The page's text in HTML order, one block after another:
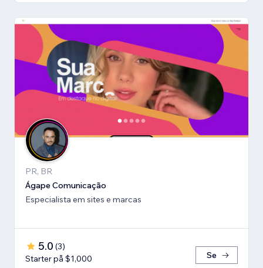
PR, BR
Ágape Comunicação
Especialista em sites e marcas
5.0 (3)
Starter på $1,000
Se